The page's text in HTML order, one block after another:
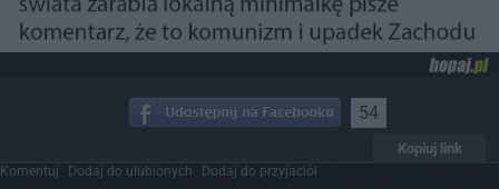
54
Kopiuj link
Komentuj Dodaj do ulubionych Dodaj do przyjaciół